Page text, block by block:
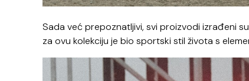
Sada već prepoznatljivi, svi proizvodi izrađeni
za ovu kolekciju je bio sportski stil života s